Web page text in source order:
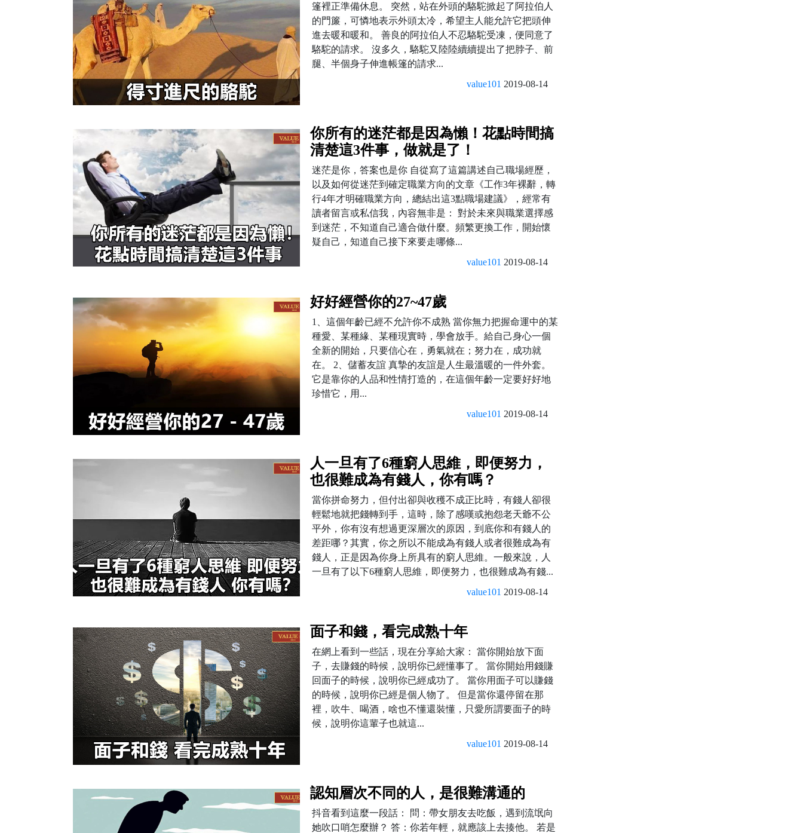
篷裡正準備休息。 突然，站在外頭的駱駝掀起了阿拉伯人
的門簾，可憐地表示外頭太冷，希望主人能允許它把頭伸
進去暖和暖和。 善良的阿拉伯人不忍駱駝受凍，便同意了
駱駝的請求。 沒多久，駱駝又陸陸續續提出了把脖子、前
腿、半個身子伸進帳篷的請求...
value101 2019-08-14
你所有的迷茫都是因為懶！花點時間搞
清楚這3件事，做就是了！
迷茫是你，答案也是你 自從寫了這篇講述自己職場經歷，
以及如何從迷茫到確定職業方向的文章《工作3年裸辭，轉
行4年才明確職業方向，總結出這3點職場建議》，經常有
讀者留言或私信我，內容無非是： 對於未來與職業選擇感
到迷茫，不知道自己適合做什麼。頻繁更換工作，開始懷
疑自己，知道自己接下來要走哪條...
value101 2019-08-14
好好經營你的27~47歲
1、這個年齡已經不允許你不成熟 當你無力把握命運中的某
種愛、某種緣、某種現實時，學會放手。給自己身心一個
全新的開始，只要信心在，勇氣就在；努力在，成功就
在。 2、儲蓄友誼 真摯的友誼是人生最溫暖的一件外套。
它是靠你的人品和性情打造的，在這個年齡一定要好好地
珍惜它，用...
value101 2019-08-14
人一旦有了6種窮人思維，即便努力，
也很難成為有錢人，你有嗎？
當你拼命努力，但付出卻與收穫不成正比時，有錢人卻很
輕鬆地就把錢轉到手，這時，除了感嘆或抱怨老天爺不公
平外，你有沒有想過更深層次的原因，到底你和有錢人的
差距哪？其實，你之所以不能成為有錢人或者很難成為有
錢人，正是因為你身上所具有的窮人思維。一般來說，人
一旦有了以下6種窮人思維，即便努力，也很難成為有錢...
value101 2019-08-14
面子和錢，看完成熟十年
在網上看到一些話，現在分享給大家： 當你開始放下面
子，去賺錢的時候，說明你已經懂事了。 當你開始用錢賺
回面子的時候，說明你已經成功了。 當你用面子可以賺錢
的時候，說明你已經是個人物了。 但是當你還停留在那
裡，吹牛、喝酒，啥也不懂還裝懂，只愛所謂要面子的時
候，說明你這輩子也就這...
value101 2019-08-14
認知層次不同的人，是很難溝通的
抖音看到這麼一段話： 問：帶女朋友去吃飯，遇到流氓向
她吹口哨怎麼辦？ 答：你若年輕，就應該上去揍他。 若是